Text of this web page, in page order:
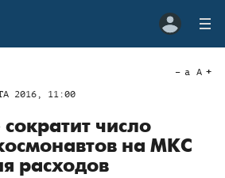
2016, 11:00
a A
число
на МКС
расходов